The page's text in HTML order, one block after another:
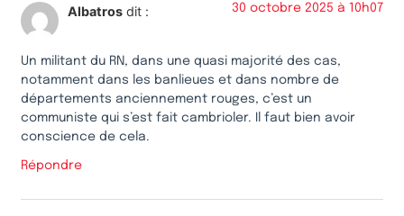
Albatros dit : 30 octobre 2025 à 10h07
Un militant du RN, dans une quasi majorité des cas,
notamment dans les banlieues et dans nombre de
départements anciennement rouges, c’est un
communiste qui s’est fait cambrioler. Il faut bien avoir
conscience de cela.
Répondre